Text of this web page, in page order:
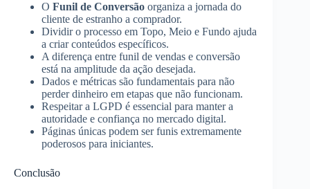
O Funil de Conversão organiza a jornada do
cliente de estranho a comprador.
Dividir o processo em Topo, Meio e Fundo ajuda
a criar conteúdos específicos.
A diferença entre funil de vendas e conversão
está na amplitude da ação desejada.
Dados e métricas são fundamentais para não
perder dinheiro em etapas que não funcionam.
Respeitar a LGPD é essencial para manter a
autoridade e confiança no mercado digital.
Páginas únicas podem ser funis extremamente
poderosos para iniciantes.
Conclusão